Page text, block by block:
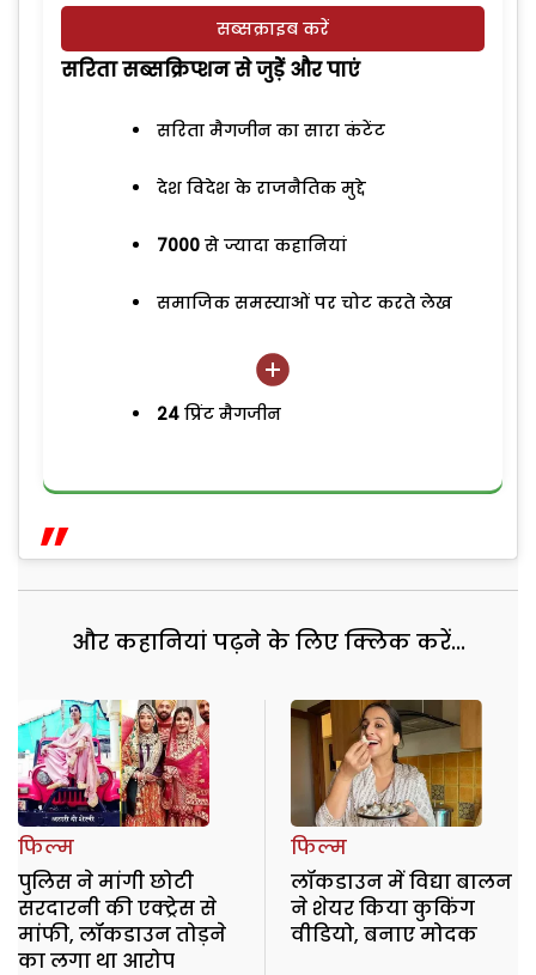
सब्सक्राइब करें
सरिता सब्सक्रिप्शन से जुड़ेें और पाएं
सरिता मैगजीन का सारा कंटेंट
देश विदेश के राजनैतिक मुद्दे
7000से ज्यादा कहानियां
समाजिक समस्याओं पर चोट करते लेख
24प्रिंट मैगजीन
और कहानियां पढ़ने के लिए क्लिक करें...
फिल्म
पुलिस ने मांगी छोटी
सरदारनी की एक्ट्रेस से
मांफी, लॉकडाउन तोड़ने
का लगा था आरोप
फिल्म
लॉकडाउन में विद्या बालन
ने शेयर किया कुकिंग
वीडियो, बनाए मोदक